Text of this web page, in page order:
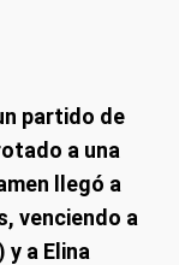
partido de
a una
llegó a
venciendo a
y a Elina